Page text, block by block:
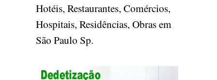
Hotéis, Restaurantes, Comércios,
Hospitais, Residências, Obras em
São Paulo Sp.